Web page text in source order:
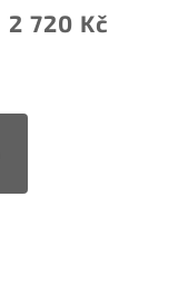
2 720 Kč